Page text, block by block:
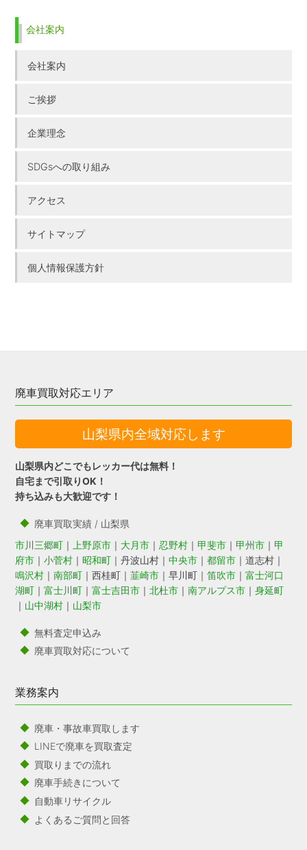
会社案内
会社案内
ご挨拶
企業理念
SDGsへの取り組み
アクセス
サイトマップ
個人情報保護方針
廃車買取対応エリア
山梨県内全域対応します
山梨県内どこでもレッカー代は無料！
自宅まで引取りOK！
持ち込みも大歓迎です！
廃車買取実績 / 山梨県
市川三郷町 ｜ 上野原市 ｜ 大月市 ｜ 忍野村 ｜ 甲斐市 ｜ 甲州市 ｜ 甲
府市 ｜小菅村 ｜ 昭和町 ｜丹波山村｜中央市 ｜都留市 ｜道志村｜
鳴沢村 ｜南部町 ｜西桂町｜韮崎市 ｜早川町｜笛吹市 ｜富士河口
湖町 ｜富士川町 ｜富士吉田市 ｜北杜市 ｜南アルプス市 ｜身延町
｜ 山中湖村 ｜ 山梨市
無料査定申込み
廃車買取対応について
業務案内
廃車・事故車買取します
LINEで廃車を買取査定
買取りまでの流れ
廃車手続きについて
自動車リサイクル
よくあるご質問と回答